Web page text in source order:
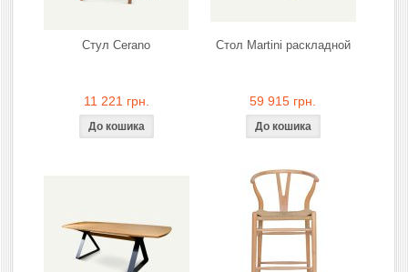
Стул Cerano
11 221 грн.
Стол Martini раскладной
59 915 грн.